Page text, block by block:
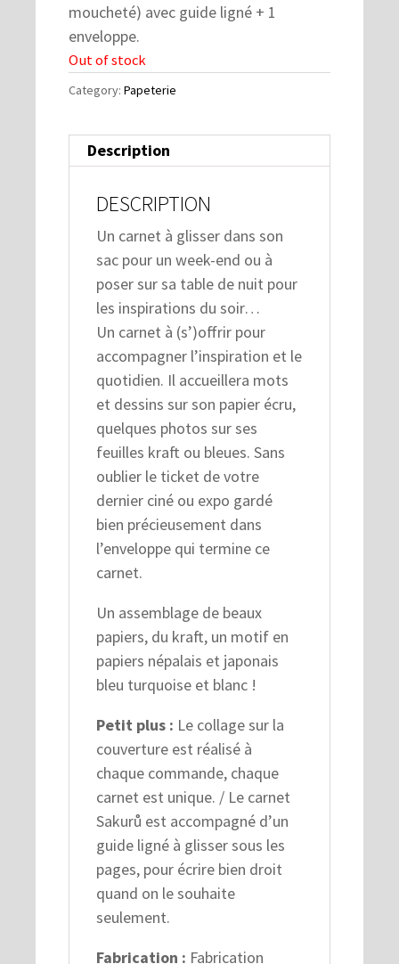
moucheté) avec guide ligné + 1
enveloppe.
Out of stock
Category: Papeterie
Description
DESCRIPTION
Un carnet à glisser dans son
sac pour un week-end ou à
poser sur sa table de nuit pour
les inspirations du soir…
Un carnet à (s’)offrir pour
accompagner l’inspiration et le
quotidien. Il accueillera mots
et dessins sur son papier écru,
quelques photos sur ses
feuilles kraft ou bleues. Sans
oublier le ticket de votre
dernier ciné ou expo gardé
bien précieusement dans
l’enveloppe qui termine ce
carnet.
Un assemblage de beaux
papiers, du kraft, un motif en
papiers népalais et japonais
bleu turquoise et blanc !
Petit plus : Le collage sur la
couverture est réalisé à
chaque commande, chaque
carnet est unique. / Le carnet
Sakurů est accompagné d’un
guide ligné à glisser sous les
pages, pour écrire bien droit
quand on le souhaite
seulement.
Fabrication : Fabrication